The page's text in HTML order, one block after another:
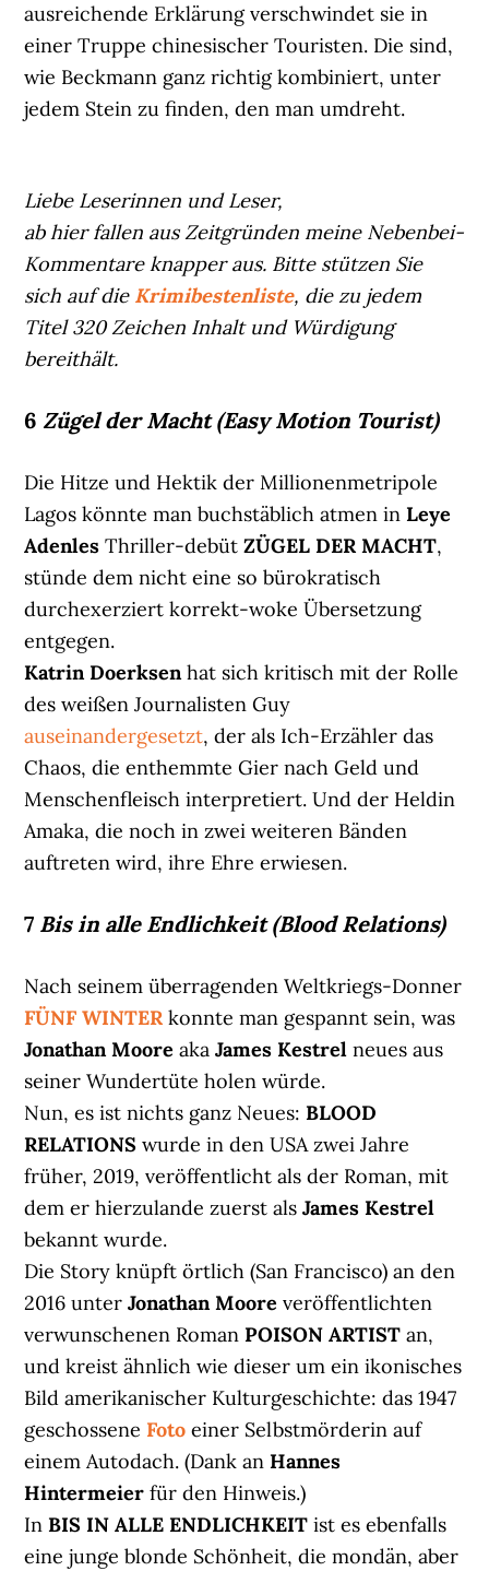
ausreichende Erklärung verschwindet sie in
einer Truppe chinesischer Touristen. Die sind,
wie Beckmann ganz richtig kombiniert, unter
jedem Stein zu finden, den man umdreht.
Liebe Leserinnen und Leser,
ab hier fallen aus Zeitgründen meine Nebenbei-
Kommentare knapper aus. Bitte stützen Sie
sich auf die Krimibestenliste, die zu jedem
Titel 320 Zeichen Inhalt und Würdigung
bereithält.
6 Zügel der Macht (Easy Motion Tourist)
Die Hitze und Hektik der Millionenmetripole
Lagos könnte man buchstäblich atmen inLeye
AdenlesThriller-debütZÜGEL DER MACHT,
stünde dem nicht eine so bürokratisch
durchexerziert korrekt-woke Übersetzung
entgegen.
Katrin Doerksenhat sich kritisch mit der Rolle
des weißen Journalisten Guy
auseinandergesetzt, der als Ich-Erzähler das
Chaos, die enthemmte Gier nach Geld und
Menschenfleisch interpretiert. Und der Heldin
Amaka, die noch in zwei weiteren Bänden
auftreten wird, ihre Ehre erwiesen.
7 Bis in alle Endlichkeit (Blood Relations)
Nach seinem überragenden Weltkriegs-Donner
FÜNF WINTER konnte man gespannt sein, was
Jonathan Moore akaJames Kestrelneues aus
seiner Wundertüte holen würde.
Nun, es ist nichts ganz Neues:BLOOD
RELATIONS wurde in den USA zwei Jahre
früher, 2019, veröffentlicht als der Roman, mit
dem er hierzulande zuerst alsJames Kestrel
bekannt wurde.
Die Story knüpft örtlich (San Francisco) an den
2016 unterJonathan Moore veröffentlichten
verwunschenen RomanPOISON ARTIST an,
und kreist ähnlich wie dieser um ein ikonisches
Bild amerikanischer Kulturgeschichte: das 1947
geschossene Foto einer Selbstmörderin auf
einem Autodach. (Dank anHannes
Hintermeier für den Hinweis.)
InBIS IN ALLE ENDLICHKEIT ist es ebenfalls
eine junge blonde Schönheit, die mondän, aber